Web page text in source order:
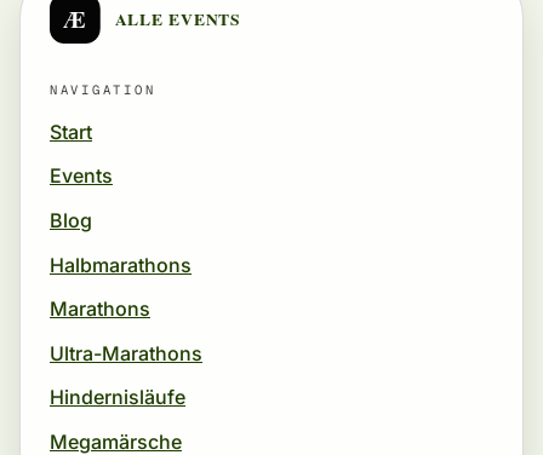
Æ ALLE EVENTS
NAVIGATION
Start
Events
Blog
Halbmarathons
Marathons
Ultra-Marathons
Hindernisläufe
Megamärsche